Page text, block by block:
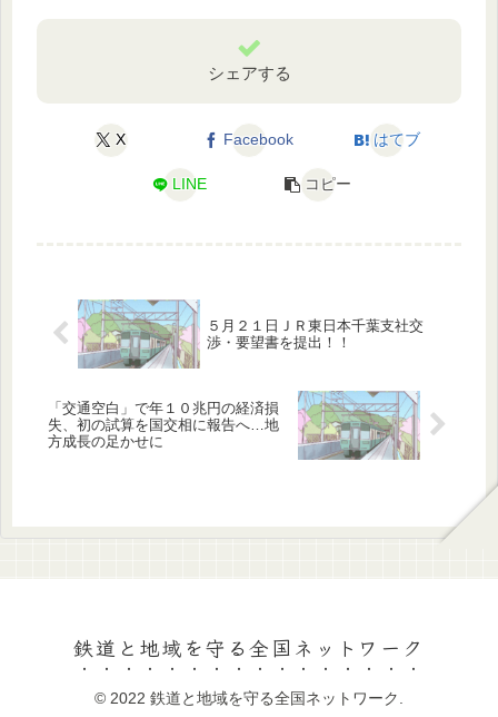
シェアする
X Facebook はてブ
LINE コピー
５月２１日ＪＲ東日本千葉支社交
渉・要望書を提出！！
「交通空白」で年１０兆円の経済損
失、初の試算を国交相に報告へ…地
方成長の足かせに
鉄道と地域を守る全国ネットワーク
© 2022 鉄道と地域を守る全国ネットワーク.